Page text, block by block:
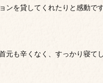
ンを貸してくれたりと感動です
元も辛くなく、すっかり寝て